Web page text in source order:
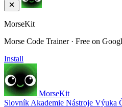
MorseKit
Morse Code Trainer · Free on
Install
MorseKit
Slovník Akademie Nástroje Výuka